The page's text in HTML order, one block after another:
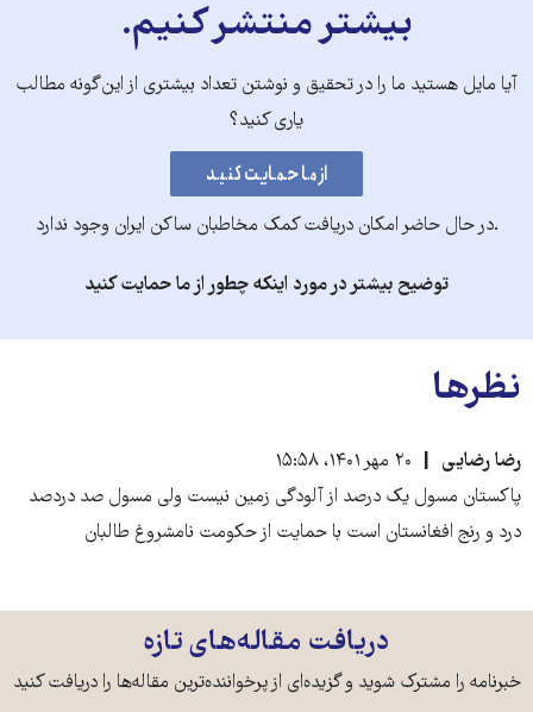
بیشتر منتشر کنیم.
آیا مایل هستید ما را در تحقیق و نوشتن تعداد بیشتری از این‌گونه مطالب
یاری کنید؟
.در حال حاضر امکان دریافت کمک مخاطبان ساکن ایران وجود ندارد
توضیح بیشتر در مورد اینکه چطور از ما حمایت کنید
نظرها
رضا رضایی
۲۰ مهر ۱۴۰۱، ۱۵:۵۸
پاکستان مسول یک درصد از آلودگی زمین نیست ولی مسول صد دردصد
درد و رنج افغانستان است با حمایت از حکومت نامشروغ طالبان
دریافت مقاله‌های تازه
خبرنامه را مشترک شوید و گزیده‌ای از پرخواننده‌ترین مقاله‌ها را دریافت کنید